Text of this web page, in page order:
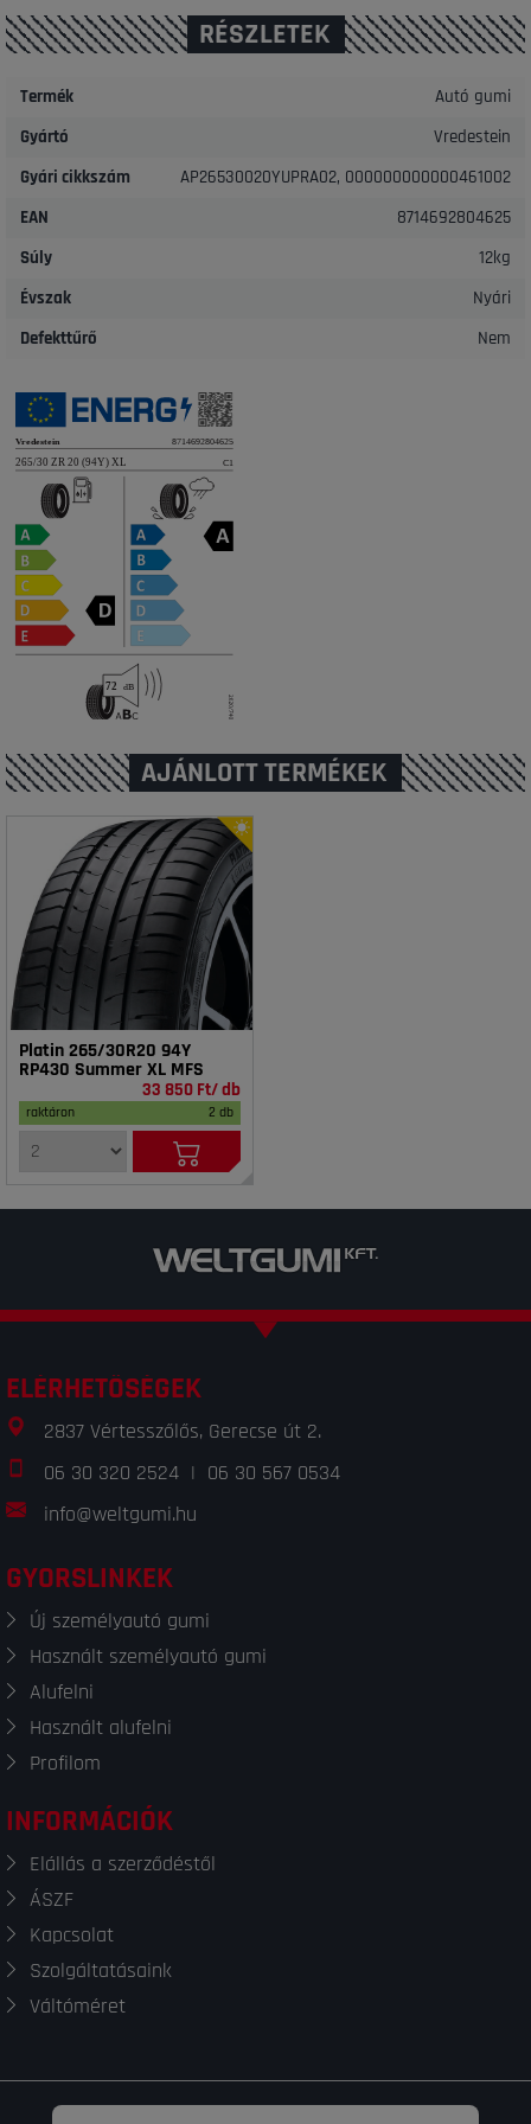
RÉSZLETEK
Termék
Autó gumi
Gyártó
Vredestein
Gyári cikkszám
AP26530020YUPRA02, 000000000000461002
EAN
8714692804625
Súly
12kg
Évszak
Nyári
Defekttűrő
Nem
AJÁNLOTT TERMÉKEK
Platin 265/30R20 94Y
RP430 Summer XL MFS
33 850 Ft/ db
raktáron 2 db
ELÉRHETŐSÉGEK
2837 Vértesszőlős, Gerecse út 2.
06 30 320 2524 | 06 30 567 0534
info@weltgumi.hu
GYORSLINKEK
Új személyautó gumi
Használt személyautó gumi
Alufelni
Használt alufelni
Profilom
INFORMÁCIÓK
Elállás a szerződéstől
ÁSZF
Kapcsolat
Szolgáltatásaink
Váltóméret